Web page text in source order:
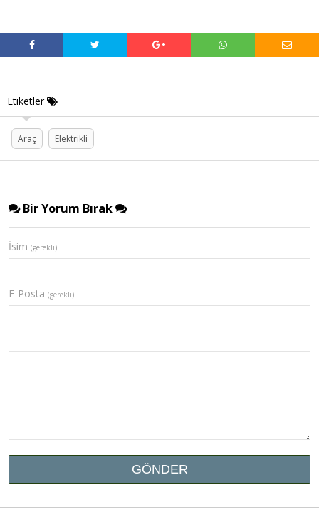
Etiketler
Araç Elektrikli
Bir Yorum Bırak
İsim (gerekli)
E-Posta (gerekli)